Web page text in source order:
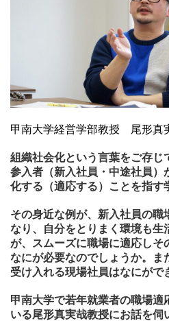
甲南大学経営学部教授 尾形真
組織社会化という言葉をご存じ
参入者（新入社員・中途社員）
化する（適応する）ことを指す
その身近な例が、新入社員の職
なり、自分をとりまく環境も生
が、スムーズに職場に適応しそ
なにが必要なのでしょうか。ま
受け入れる現場社員はなにがで
甲南大学で若年就業者の職場適
いる尾形真実哉教授にお話を伺